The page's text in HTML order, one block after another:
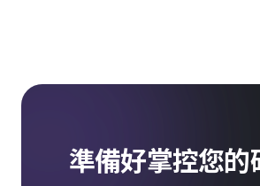
準備好掌控您的